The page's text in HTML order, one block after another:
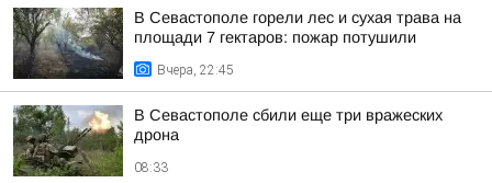
В Севастополе горели лес и сухая трава на
площади 7 гектаров: пожар потушили
Вчера, 22:45
В Севастополе сбили еще три вражеских
дрона
08:33